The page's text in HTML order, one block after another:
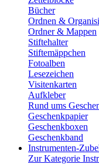
Bücher
Ordnen &
Ordner & Mappen
Stiftehalter
Stiftemäppchen
Fotoalben
Lesezeichen
Visitenkarten
Aufkleber
Rund ums
Geschenkpapier
Geschenkboxen
Geschenkband
Instrumenten-
Zur Kategorie